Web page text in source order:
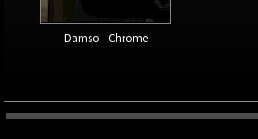
Damso - Chrome